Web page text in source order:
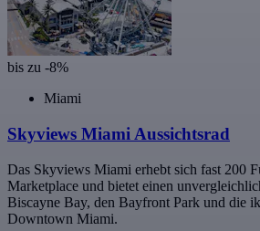
bis zu -8%
Miami
Skyviews Miami Aussichtsrad
Das Skyviews Miami erhebt sich fast 200
Marketplace und bietet einen
Biscayne Bay, den Bayfront Park und die
Downtown Miami.